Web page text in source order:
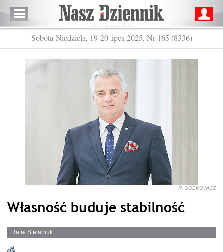
Sobota-Niedziela, 19-20 lipca 2025, Nr 165 (8336)
R. SOBKOWICZ
Własność buduje stabilność
Rafał Stefaniuk